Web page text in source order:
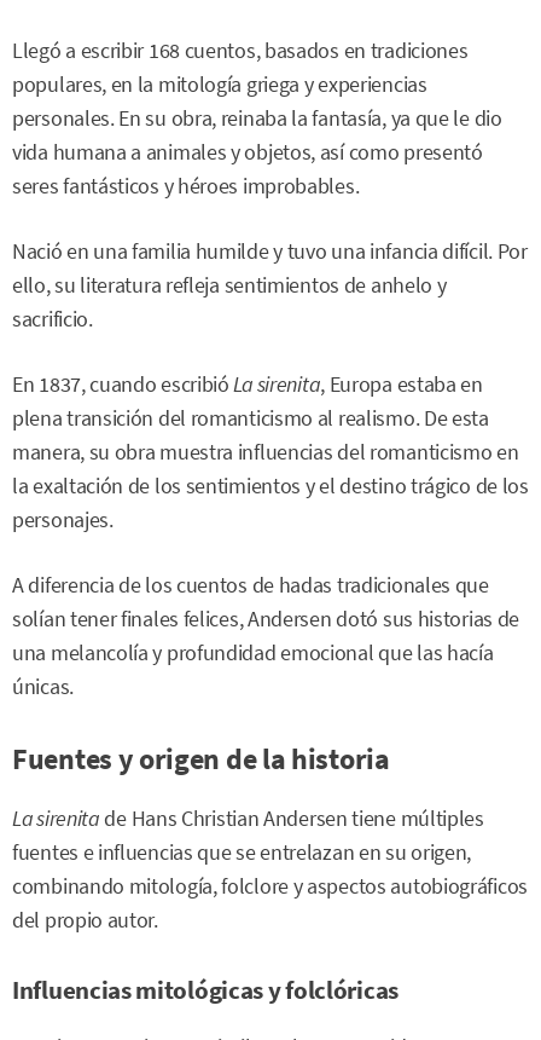
Llegó a escribir 168 cuentos, basados en tradiciones
populares, en la mitología griega y experiencias
personales. En su obra, reinaba la fantasía, ya que le dio
vida humana a animales y objetos, así como presentó
seres fantásticos y héroes improbables.
Nació en una familia humilde y tuvo una infancia difícil. Por
ello, su literatura refleja sentimientos de anhelo y
sacrificio.
En 1837, cuando escribióLa sirenita, Europa estaba en
plena transición del romanticismo al realismo. De esta
manera, su obra muestra influencias del romanticismo en
la exaltación de los sentimientos y el destino trágico de los
personajes.
A diferencia de los cuentos de hadas tradicionales que
solían tener finales felices, Andersen dotó sus historias de
una melancolía y profundidad emocional que las hacía
únicas.
Fuentes y origen de la historia
La sirenitade Hans Christian Andersen tiene múltiples
fuentes e influencias que se entrelazan en su origen,
combinando mitología, folclore y aspectos autobiográficos
del propio autor.
Influencias mitológicas y folclóricas